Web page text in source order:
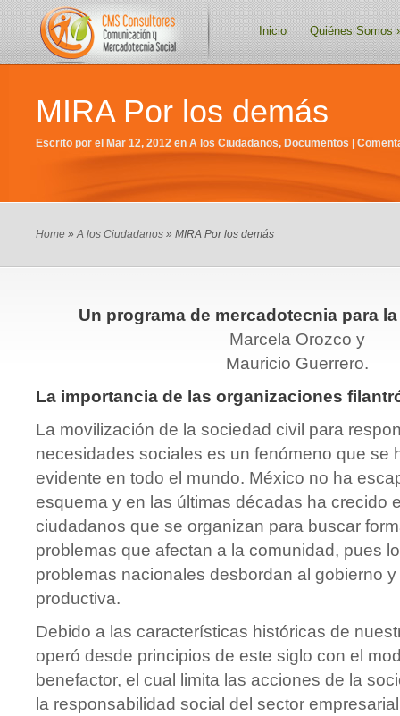
Inicio Quiénes Somos
MIRA Por los demás
Escrito por el Mar 12, 2012 en A los Ciudadanos, Documentos
Home »A los Ciudadanos » MIRA Por los demás
Un programa de mercadotecnia para
Marcela Orozco y
Mauricio Guerrero.
La importancia de las organizaciones
La movilización de la sociedad civil para
necesidades sociales es un fenómeno que se
evidente en todo el mundo. México no ha
esquema y en las últimas décadas ha crecido
ciudadanos que se organizan para buscar
problemas que afectan a la comunidad, pues
problemas nacionales desbordan al gobierno
productiva.
Debido a las características históricas de
operó desde principios de este siglo con el
benefactor, el cual limita las acciones de la
la responsabilidad social del sector